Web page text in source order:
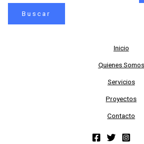
Inicio
Quienes Somos
Servicios
Proyectos
Contacto